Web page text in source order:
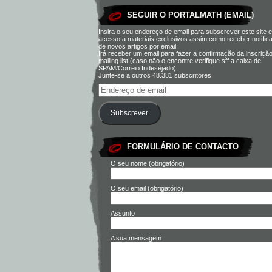
SEGUIR O PORTALMATH (EMAIL)
Insira o seu endereço de email para subscrever este site
acesso a materiais exclusivos assim como receber
de novos artigos por email.
Irá receber um email para fazer a confirmação da
mailing list (caso não o encontre verifique sff a caixa de
SPAM/Correio Indesejado).
Junte-se a outros 48.381 subscritores!
Subscrever
FORMULÁRIO DE CONTACTO
O seu nome (obrigatório)
O seu email (obrigatório)
Assunto
A sua mensagem